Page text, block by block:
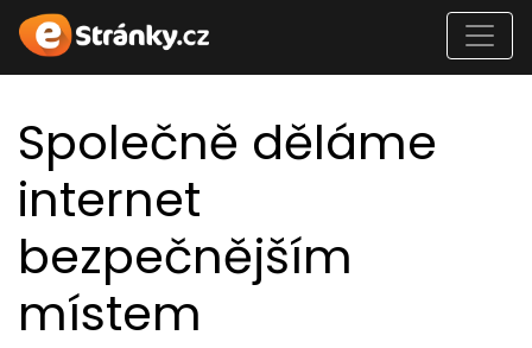
Společně děláme
internet
bezpečnějším
místem